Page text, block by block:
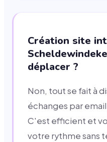
Création site
déplacer ?
Non, tout se fait à
échanges par
C'est efficient et
votre rythme sans